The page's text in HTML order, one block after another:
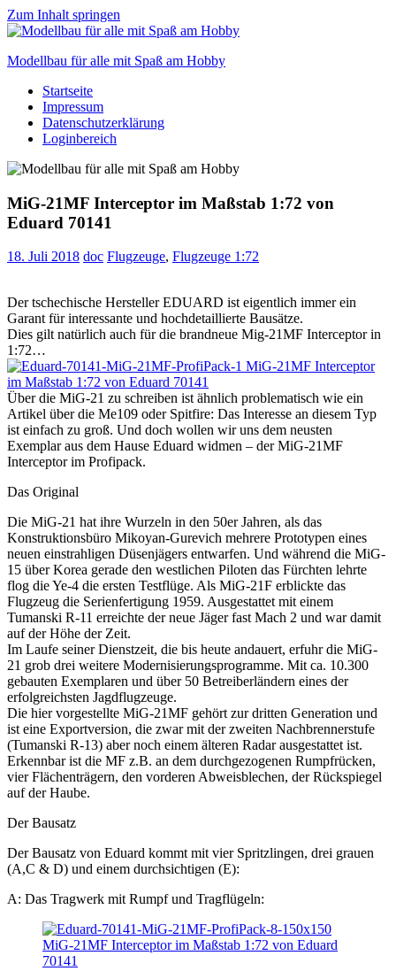
Zum Inhalt springen
Modellbau für alle mit Spaß am Hobby
Scale
modelling
to
Startseite
Impressum
Datenschutzerklärung
Loginbereich
MiG-21MF Interceptor im Maßstab 1:72 von
Eduard 70141
18. Juli 2018 doc Flugzeuge, Flugzeuge 1:72
Der tschechische Hersteller EDUARD ist eigentlich immer ein
Garant für interessante und hochdetaillierte Bausätze.
Dies gilt natürlich auch für die brandneue Mig-21MF Interceptor in
1:72…
Über die MiG-21 zu schreiben ist ähnlich problematisch wie ein
Artikel über die Me109 oder Spitfire: Das Interesse an diesem Typ
ist einfach zu groß. Und doch wollen wir uns dem neusten
Exemplar aus dem Hause Eduard widmen – der MiG-21MF
Interceptor im Profipack.
Das Original
Die MiG-21 hat ihre Wurzeln in den 50er Jahren, als das
Konstruktionsbüro Mikoyan-Gurevich mehrere Prototypen eines
neuen einstrahligen Düsenjägers entwarfen. Und während die MiG-
15 über Korea gerade den westlichen Piloten das Fürchten lehrte
flog die Ye-4 die ersten Testflüge. Als MiG-21F erblickte das
Flugzeug die Serienfertigung 1959. Ausgestattet mit einem
Tumanski R-11 erreichte der neue Jäger fast Mach 2 und war damit
auf der Höhe der Zeit.
Im Laufe seiner Dienstzeit, die bis heute andauert, erfuhr die MiG-
21 grob drei weitere Modernisierungsprogramme. Mit ca. 10.300
gebauten Exemplaren und über 50 Betreiberländern eines der
erfolgreichsten Jagdflugzeuge.
Die hier vorgestellte MiG-21MF gehört zur dritten Generation und
ist eine Exportversion, die zwar mit der zweiten Nachbrennerstufe
(Tumanski R-13) aber noch einem älteren Radar ausgestattet ist.
Erkennbar ist die MF z.B. an dem durchgezogenen Rumpfrücken,
vier Flächenträgern, den vorderen Abweisblechen, der Rückspiegel
auf der Haube.
Der Bausatz
Der Bausatz von Eduard kommt mit vier Spritzlingen, drei grauen
(A,C & D) und einem durchsichtigen (E):
A: Das Tragwerk mit Rumpf und Tragflügeln: